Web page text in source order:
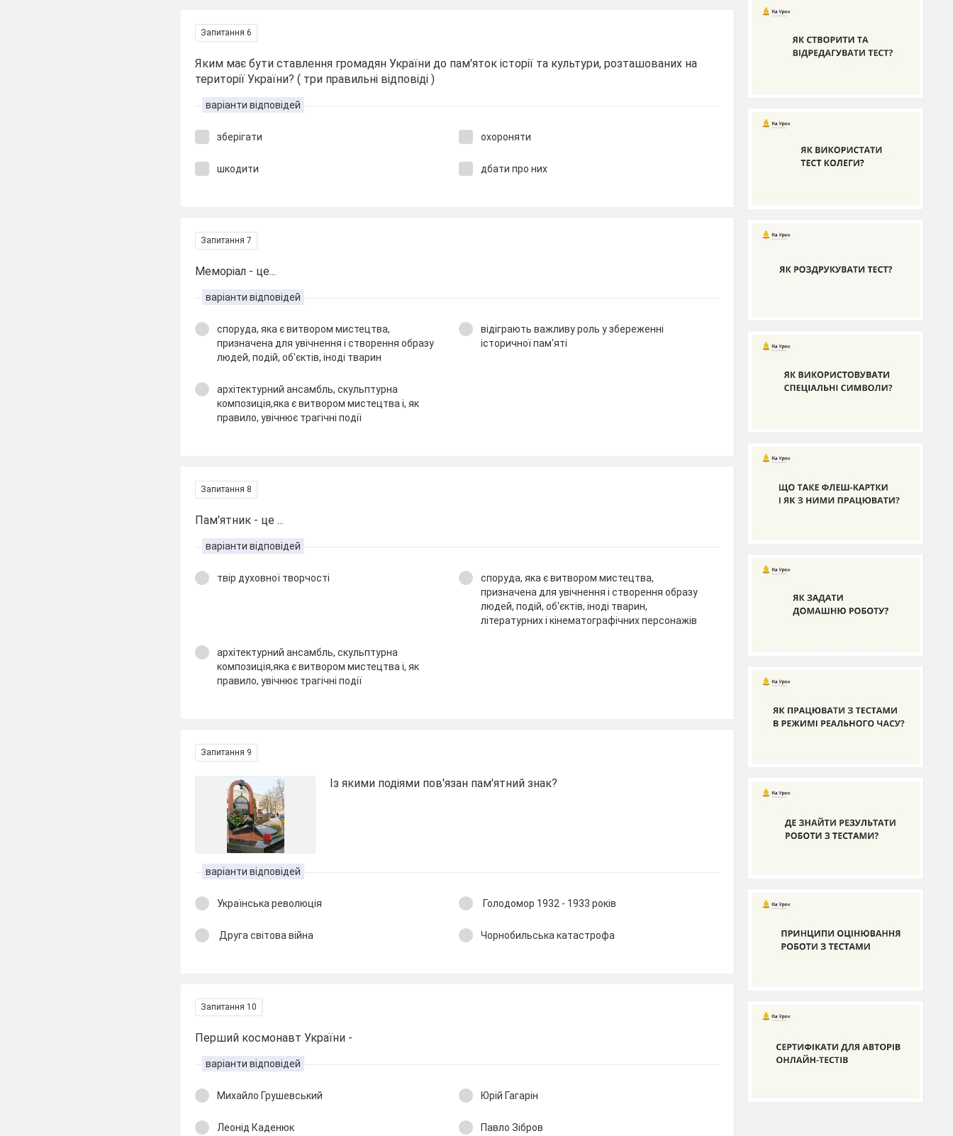
Запитання 6
Яким має бути ставлення громадян України до пам'яток історії та культури, розташованих на
території України? ( три правильні відповіді )
варіанти відповідей
зберігати охороняти
шкодити дбати про них
Запитання 7
Меморіал - це...
варіанти відповідей
споруда, яка є витвором мистецтва,
призначена для увічнення і створення образу
людей, подій, об'єктів, іноді тварин
відіграють важливу роль у збереженні
історичної пам'яті
архітектурний ансамбль, скульптурна
композиція,яка є витвором мистецтва і, як
правило, увічнює трагічні події
Запитання 8
Пам'ятник - це ...
варіанти відповідей
твір духовної творчості
споруда, яка є витвором мистецтва,
призначена для увічнення і створення образу
людей, подій, об'єктів, іноді тварин,
літературних і кінематографічних персонажів
архітектурний ансамбль, скульптурна
композиція,яка є витвором мистецтва і, як
правило, увічнює трагічні події
Запитання 9
Із якими подіями пов'язан пам'ятний знак?
варіанти відповідей
Українська революція Голодомор 1932 - 1933 років
Друга світова війна Чорнобильська катастрофа
Запитання 10
Перший космонавт України -
варіанти відповідей
Михайло Грушевський Юрій Гагарін
Леонід Каденюк Павло Зібров